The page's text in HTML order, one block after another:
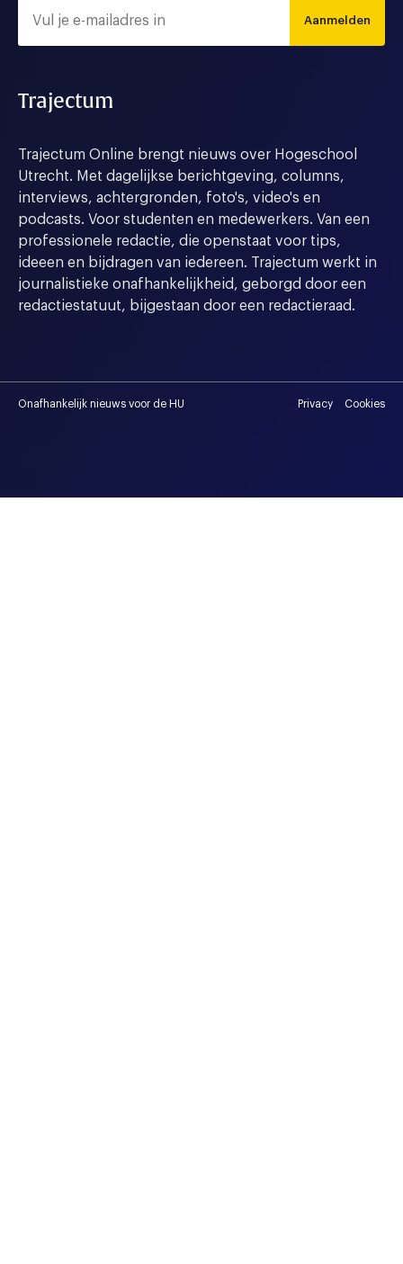
Aanmelden
Trajectum
Trajectum Online brengt nieuws over Hogeschool
Utrecht. Met dagelijkse berichtgeving, columns,
interviews, achtergronden, foto's, video's en
podcasts. Voor studenten en medewerkers. Van een
professionele redactie, die openstaat voor tips,
ideeen en bijdragen van iedereen. Trajectum werkt in
journalistieke onafhankelijkheid, geborgd door een
redactiestatuut, bijgestaan door een redactieraad.
Onafhankelijk nieuws voor de HU Privacy Cookies